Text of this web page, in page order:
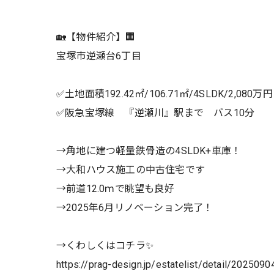
🏡【物件紹介】🏢
宝塚市逆瀬台6丁目
✅土地面積192.42㎡/106.71㎡/4SLDK/2,080万円
✅阪急宝塚線 『逆瀬川』駅まで バス10分
→角地に建つ軽量鉄骨造の4SLDK+車庫！
→大和ハウス施工の中古住宅です
→前道12.0ｍで眺望も良好
→2025年6月リノベーション完了！
→くわしくはコチラ✨
https://prag-design.jp/estatelist/detail/